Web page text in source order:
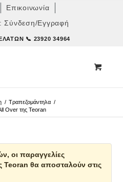
Επικοινωνία
Σύνδεση/Εγγραφή
📞 23920 34964
/ Τραπεζομάντηλα /
Over της Teoran
οι παραγγελίες
Teoran θα αποσταλούν στις